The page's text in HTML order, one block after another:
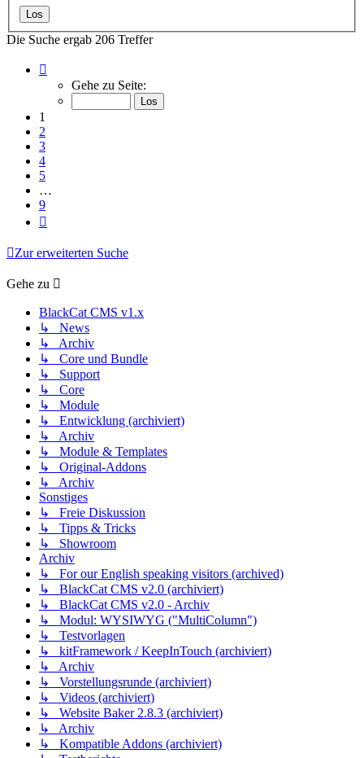
Die Suche ergab 206 Treffer
von
Gehe zu Seite:
1
2
3
4
5
…
9
Zur erweiterten Suche
Gehe zu
BlackCat CMS v1.x
↳ News
↳ Archiv
↳ Core und Bundle
↳ Support
↳ Core
↳ Module
↳ Entwicklung (archiviert)
↳ Archiv
↳ Module & Templates
↳ Original-Addons
↳ Archiv
Sonstiges
↳ Freie Diskussion
↳ Tipps & Tricks
↳ Showroom
Archiv
↳ For our English speaking visitors (archived)
↳ BlackCat CMS v2.0 (archiviert)
↳ BlackCat CMS v2.0 - Archiv
↳ Modul: WYSIWYG ("MultiColumn")
↳ Testvorlagen
↳ kitFramework / KeepInTouch (archiviert)
↳ Archiv
↳ Vorstellungsrunde (archiviert)
↳ Videos (archiviert)
↳ Website Baker 2.8.3 (archiviert)
↳ Archiv
↳ Kompatible Addons (archiviert)